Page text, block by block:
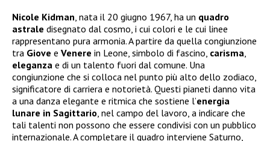
Nicole Kidman, nata il 20 giugno 1967, ha un quadro
astrale disegnato dal cosmo, i cui colori e le cui linee
rappresentano pura armonia. A partire da quella congiunzione
tra Giove e Venere in Leone, simbolo di fascino, carisma,
eleganza e di un talento fuori dal comune. Una
congiunzione che si colloca nel punto più alto dello zodiaco,
significatore di carriera e notorietà. Questi pianeti danno vita
a una danza elegante e ritmica che sostiene l’energia
lunare in Sagittario, nel campo del lavoro, a indicare che
tali talenti non possono che essere condivisi con un pubblico
internazionale. A completare il quadro interviene Saturno,